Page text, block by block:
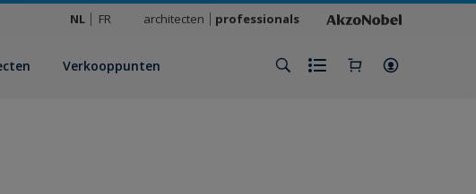
NL FR architecten professionals
Verkooppunten